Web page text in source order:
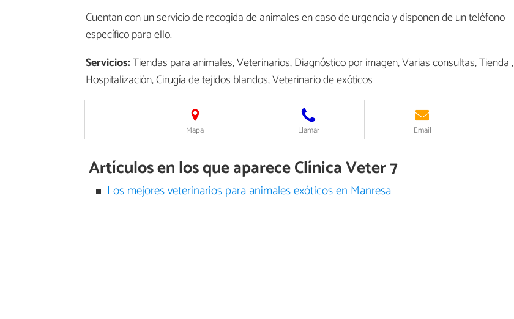
Cuentan con un servicio de recogida de animales en caso de urgencia y disponen de un teléfono
específico para ello.
Servicios:Tiendas para animales, Veterinarios, Diagnóstico por imagen, Varias consultas, Tienda ,
Hospitalización, Cirugía de tejidos blandos, Veterinario de exóticos
Mapa Llamar Email
Artículos en los que aparece Clínica Veter 7
Los mejores veterinarios para animales exóticos en Manresa